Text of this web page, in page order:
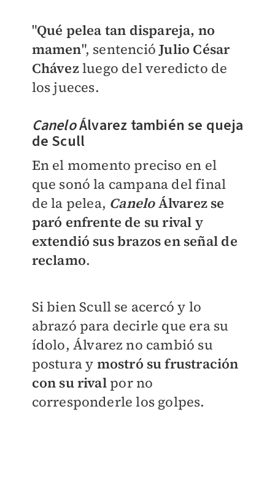
"Qué pelea tan dispareja, no
mamen", sentencióJulio César
Chávezluego del veredicto de
los jueces.
CaneloÁlvarez también se queja
de Scull
En el momento preciso en el
que sonó la campana del final
de la pelea, CaneloÁlvarez se
paró enfrente de su rival y
extendió sus brazos en señal de
reclamo.
Si bien Scull se acercó y lo
abrazó para decirle que era su
ídolo, Álvarez no cambió su
postura y mostró su frustración
con su rivalpor no
corresponderle los golpes.